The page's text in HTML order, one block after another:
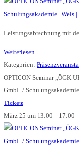
Leistungsabrechnung mit
Weiterlesen
Kategorien:
OPTICON Seminar „ÖGK
GmbH / Schulungsakademie
Tickets
März 25 um 13:00 – 17:00